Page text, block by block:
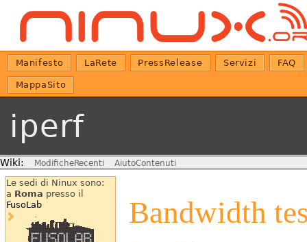
Manifesto LaRete PressRelease Servizi FAQ
MappaSito
iperf
Wiki: ModificheRecenti AiutoContenuti
Le sedi di Ninux sono:
a Roma presso il
FusoLab
Bandwidth